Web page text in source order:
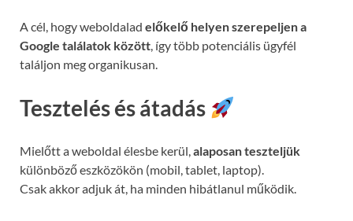
A cél, hogy weboldalad előkelő helyen szerepeljen a
Google találatok között, így több potenciális ügyfél
találjon meg organikusan.
Tesztelés és átadás
Mielőtt a weboldal élesbe kerül,alaposan teszteljük
különböző eszközökön (mobil, tablet, laptop).
Csak akkor adjuk át, ha minden hibátlanul működik.